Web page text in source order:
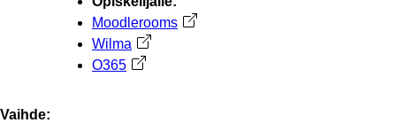
Moodlerooms Avautuu uuteen välilehteen
Wilma Avautuu uuteen välilehteen
O365 Avautuu uuteen välilehteen
Vaihde: